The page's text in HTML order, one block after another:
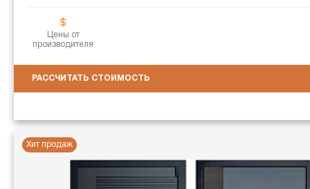
Цены от
производителя
РАССЧИТАТЬ СТОИМОСТЬ
Хит продаж